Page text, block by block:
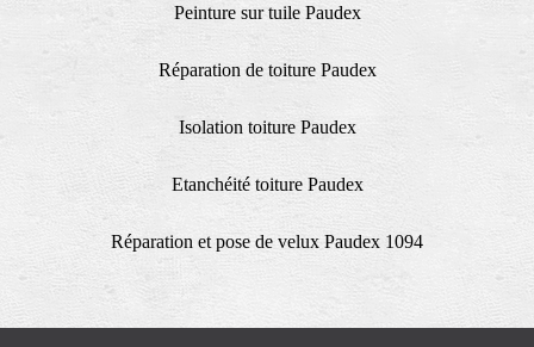
Peinture sur tuile Paudex
Réparation de toiture Paudex
Isolation toiture Paudex
Etanchéité toiture Paudex
Réparation et pose de velux Paudex 1094